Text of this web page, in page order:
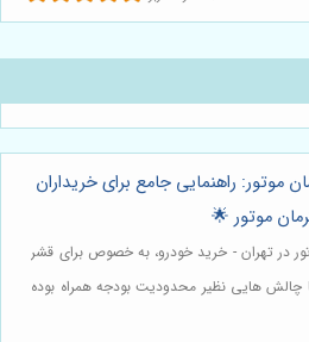
موتور: راهنمایی جامع برای خریداران
موتور 🌟
در تهران - خرید خودرو، به خصوص برای قشر
چالش هایی نظیر محدودیت بودجه همراه بوده